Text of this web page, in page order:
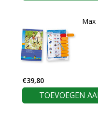
Max
€39,80
TOEVOEGEN